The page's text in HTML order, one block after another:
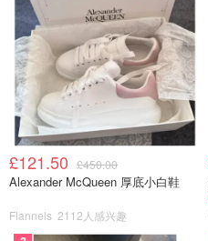
£121.50 £450.00
Alexander McQueen 厚底小白鞋
Flannels 2112人感兴趣